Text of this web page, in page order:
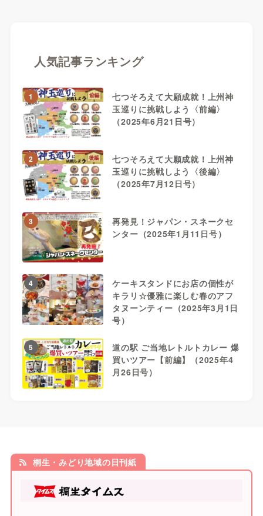
人気記事ランキング
1
七つそろえて大願成就！上州神
玉巡りに挑戦しよう〈前編〉
（2025年6月21日号）
2
七つそろえて大願成就！上州神
玉巡りに挑戦しよう〈後編〉
（2025年7月12日号）
3
再発見！ジャパン・スネークセ
ンター（2025年1月11日号）
4
ケーキスタンドにお店の個性が
キラリ☆優雅に楽しむ春のアフ
タヌーンティー（2025年3月1日
号）
5
道の駅 ご当地レトルトカレー 爆
買いツアー【前編】（2025年4
月26日号）
桐生・みどり地域の日刊紙